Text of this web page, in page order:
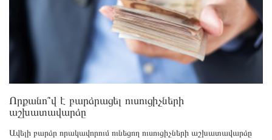
Որքանո՞վ է բարձրացել ուսուցիչների
աշխատավարձը
Ավելի բարձր որակավորում ունեցող ուսուցիչների աշխատավարձը